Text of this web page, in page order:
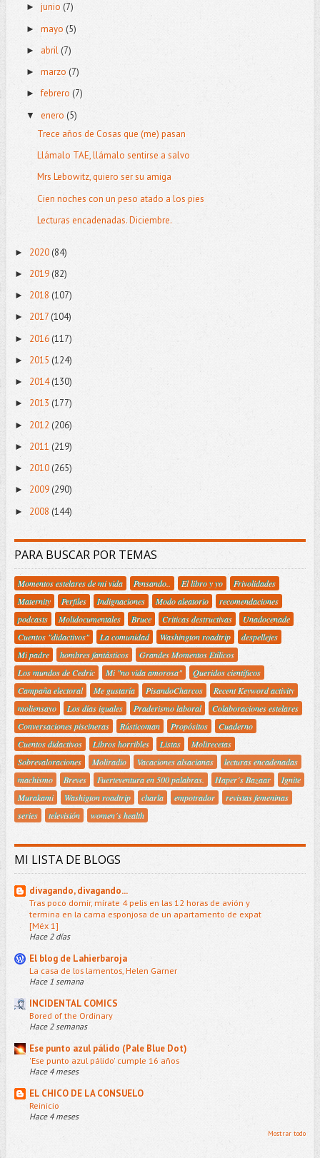
► junio (7)
► mayo (5)
► abril (7)
► marzo (7)
►febrero (7)
▼ enero (5)
Trece años de Cosas que (me) pasan
Llámalo TAE, llámalo sentirse a salvo
Mrs Lebowitz, quiero ser su amiga
Cien noches con un peso atado a los pies
Lecturas encadenadas. Diciembre.
► 2020 (84)
► 2019(82)
► 2018 (107)
► 2017 (104)
► 2016(117)
► 2015 (124)
► 2014(130)
► 2013 (177)
► 2012 (206)
► 2011 (219)
► 2010(265)
► 2009(290)
► 2008 (144)
PARA BUSCAR POR TEMAS
Momentos estelares de mi vida Pensando.. El libro y yo
Frivolidades
Maternity
Perfiles Indignaciones Modo aleatorio
recomendaciones
podcasts
Molidocumentales Bruce Criticas destructivas
Unadocenade
Cuentos "didactivos"
La comunidad Washington roadtrip
despellejes
Mi padre
hombres fantásticos
Grandes Momentos Etílicos
Los mundos de Cedric
Mi "no vida amorosa"
Queridos científicos
Campaña electoral
Me gustaría PisandoCharcos
Recent Keyword activity
moliensayo
Los días iguales Praderismo laboral
Colaboraciones estelares
Conversaciones piscineras
Rústicoman Propósitos
Cuaderno
Cuentos didactivos
Libros horribles Listas
Molirecetas
Sobrevaloraciones
Moliradio Vacaciones alsacianas
lecturas encadenadas
machismo
Breves Fuerteventura en 500 palabras. Haper´s Bazaar
Ignite
Murakami
Washigton roadtrip charla empotrador
revistas femeninas
series
televisión women´s health
MI LISTA DE BLOGS
divagando, divagando...
Tras poco domir, mírate 4 pelis en las 12 horas de avión y
termina en la cama esponjosa de un apartamento de expat
[Méx 1]
Hace 2 días
El blog de Lahierbaroja
La casa de los lamentos, Helen Garner
Hace 1 semana
INCIDENTAL COMICS
Bored of the Ordinary
Hace 2 semanas
Ese punto azul pálido (Pale Blue Dot)
'Ese punto azul pálido' cumple 16 años
Hace 4 meses
EL CHICO DE LA CONSUELO
Reinicio
Hace 4 meses
Mostrar todo